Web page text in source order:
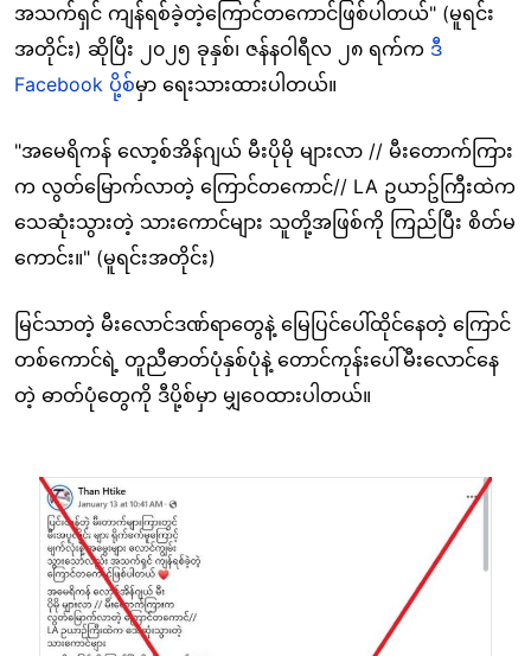
အသက်ရှင် ကျန်ရစ်ခဲ့တဲ့ကြောင်တကောင်ဖြစ်ပါတယ်" (မူရင်း
အတိုင်း) ဆိုပြီး ၂၀၂၅ ခုနှစ်၊ ဇန်နဝါရီလ ၂၈ ရက်က ဒီ
Facebook ပို့စ်မှာ ရေးသားထားပါတယ်။
"အမေရိကန် လော့စ်အိန်ဂျယ် မီးပိုမို များလာ // မီးတောက်ကြား
က လွတ်မြောက်လာတဲ့ ကြောင်တကောင်// LA ဥယာဥ်ကြီးထဲက
သေဆုံးသွားတဲ့ သားကောင်များ သူတို့အဖြစ်ကို ကြည်ပြီး စိတ်မ
ကောင်း။" (မူရင်းအတိုင်း)
မြင်သာတဲ့ မီးလောင်ဒဏ်ရာတွေနဲ့ မြေပြင်ပေါ်ထိုင်နေတဲ့ ကြောင်
တစ်ကောင်ရဲ့ တူညီဓာတ်ပုံနှစ်ပုံနဲ့ တောင်ကုန်းပေါ်မီးလောင်နေ
တဲ့ ဓာတ်ပုံတွေကို ဒီပို့စ်မှာ မျှဝေထားပါတယ်။
Image